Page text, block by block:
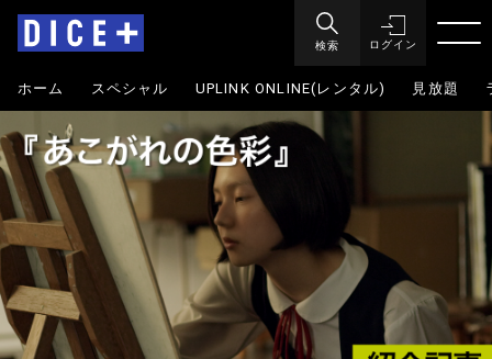
検索 ログイン
ホーム スペシャル UPLINK ONLINE(レンタル) 見放題